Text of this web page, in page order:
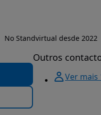
No Standvirtual desde 2022
Outros
Ver